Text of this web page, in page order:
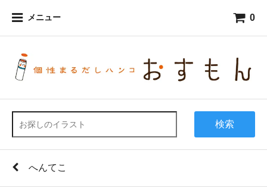
メニュー 0
検索
へんてこ